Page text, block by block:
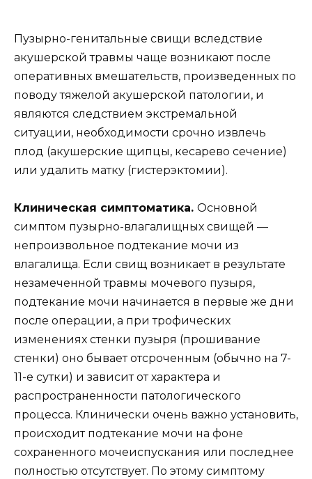
Пузырно-генитальные свищи вследствие
акушерской травмы чаще возникают после
оперативных вмешательств, произведенных по
поводу тяжелой акушерской патологии, и
являются следствием экстремальной
ситуации, необходимости срочно извлечь
плод (акушерские щипцы, кесарево сечение)
или удалить матку (гистерэктомии).
Клиническая симптоматика. Основной
симптом пузырно-влагалищных свищей —
непроизвольное подтекание мочи из
влагалища. Если свищ возникает в результате
незамеченной травмы мочевого пузыря,
подтекание мочи начинается в первые же дни
после операции, а при трофических
изменениях стенки пузыря (прошивание
стенки) оно бывает отсроченным (обычно на 7-
11-е сутки) и зависит от характера и
распространенности патологического
процесса. Клинически очень важно установить,
происходит подтекание мочи на фоне
сохраненного мочеиспускания или последнее
полностью отсутствует. По этому симптому